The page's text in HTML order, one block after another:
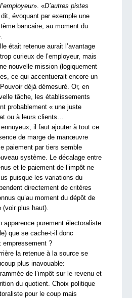
». «D’autres pistes
évoquant par exemple une
bancaire, au moment du
était retenue aurait l’avantage
curieux de l’employeur, mais
nouvelle mission (logiquement
ce qui accentuerait encore un
déjà démesuré. Or, en
tâche, les établissements
probablement « une juste
ou à leurs clients…
il faut ajouter à tout ce
de marge de manœuvre
paiement par tiers semble
système. Le décalage entre
et le paiement de l’impôt ne
puisque les variations du
directement de critères
qu’au moment du dépôt de
(voir plus haut).
apparence purement électoraliste
que se cache-t-il donc
empressement ?
la retenue à la source se
plus inavouable:
de l’impôt sur le revenu et
du quotient. Choix politique
pour le coup mais